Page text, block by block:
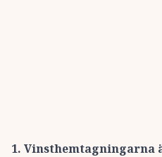
1. Vinsthemtagningarna